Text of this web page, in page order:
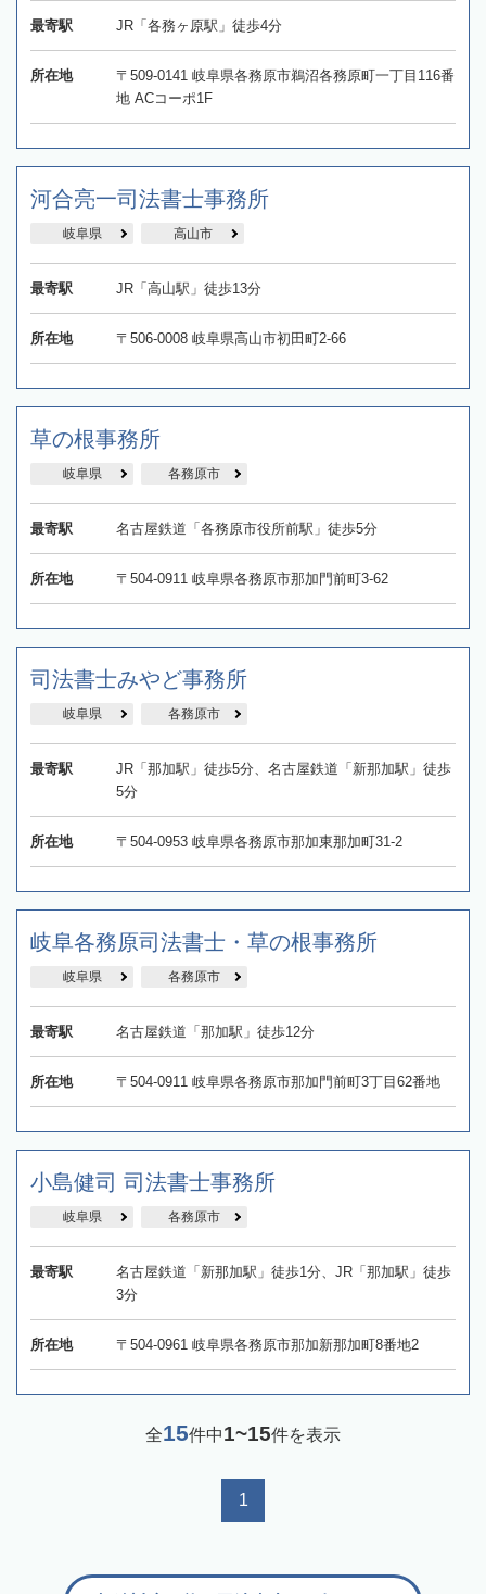
最寄駅 JR「各務ヶ原駅」徒歩4分
所在地
〒509-0141 岐阜県各務原市鵜沼各務原町一丁目116番
地 ACコーポ1F
河合亮一司法書士事務所
岐阜県 高山市
最寄駅 JR「高山駅」徒歩13分
所在地 〒506-0008 岐阜県高山市初田町2-66
草の根事務所
岐阜県 各務原市
最寄駅 名古屋鉄道「各務原市役所前駅」徒歩5分
所在地 〒504-0911 岐阜県各務原市那加門前町3-62
司法書士みやど事務所
岐阜県 各務原市
最寄駅
JR「那加駅」徒歩5分、名古屋鉄道「新那加駅」徒歩
5分
所在地 〒504-0953 岐阜県各務原市那加東那加町31-2
岐阜各務原司法書士・草の根事務所
岐阜県 各務原市
最寄駅 名古屋鉄道「那加駅」徒歩12分
所在地 〒504-0911 岐阜県各務原市那加門前町3丁目62番地
小島健司 司法書士事務所
岐阜県 各務原市
最寄駅
名古屋鉄道「新那加駅」徒歩1分、JR「那加駅」徒歩
3分
所在地 〒504-0961 岐阜県各務原市那加新那加町8番地2
全15件中1~15件を表示
1